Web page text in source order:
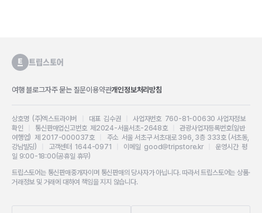
여행 블로그자주 묻는 질문이용약관개인정보처리방침
상호명 (주)엑스트라이버 대표 김수권 |사업자번호 760-81-00630 사업자정보
확인
통신판매업신고번호 제2024-서울서초-2648호|관광사업자등록번호(일반
여행업) 제 2017-000037호| 주소 서울 서초구 서초대로 396, 3층 333호 (서초동,
강남빌딩)
고객센터 1644-0971 이메일 good@tripstore.kr| 운영시간 평
일 9:00-18:00(공휴일 휴무)
트립스토어는 통신판매중개자이며 통신판매의 당사자가 아닙니다. 따라서 트립스토어는 상품·
거래정보 및 거래에 대하여 책임을 지지 않습니다.